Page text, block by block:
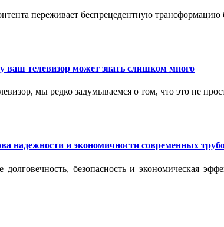
переживает беспрецедентную трансформацию
телевизор может знать слишком много
мы редко задумываемся о том, что это не
надежности и экономичности современных
долговечность, безопасность и экономическая